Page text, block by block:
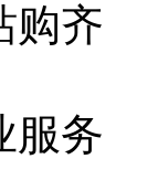
购齐
服务